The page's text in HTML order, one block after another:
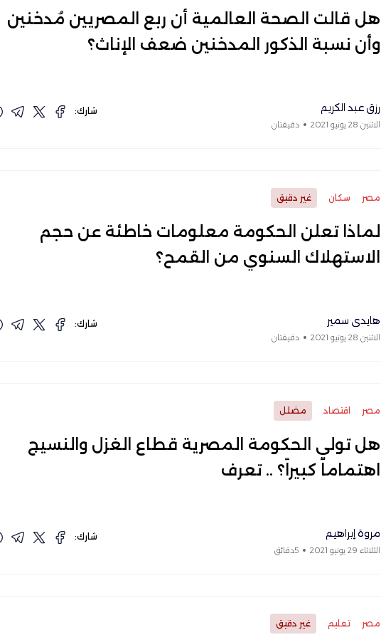
هل قالت الصحة العالمية أن ربع المصريين مُدخنين
وأن نسبة الذكور المدخنين ضعف الإناث؟
رزق عبد الكريم
الاثنين 28 يونيو 2021 دقيقتان
شارك:
مصر سكان غير دقيق
لماذا تعلن الحكومة معلومات خاطئة عن حجم
الاستهلاك السنوي من القمح؟
هايدي سمير
الاثنين 28 يونيو 2021 دقيقتان
شارك:
مصر اقتصاد مضلل
هل تولي الحكومة المصرية قطاع الغزل والنسيج
اهتماماً كبيراً؟ .. تعرف
مروة إبراهيم
الثلاثاء 29 يونيو 2021 5دقائق
شارك:
مصر تعليم غير دقيق